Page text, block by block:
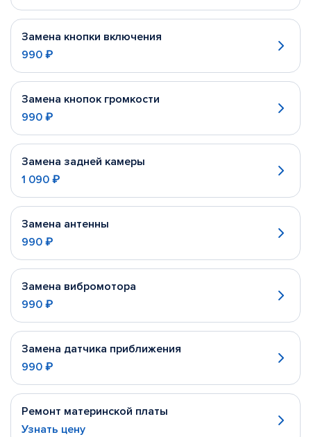
Замена кнопки включения
990 ₽
Замена кнопок громкости
990 ₽
Замена задней камеры
1 090 ₽
Замена антенны
990 ₽
Замена вибромотора
990 ₽
Замена датчика приближения
990 ₽
Ремонт материнской платы
Узнать цену